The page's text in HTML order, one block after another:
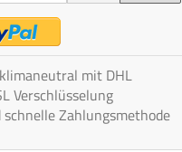
mit DHL
Verschlüsselung
Zahlungsmethode